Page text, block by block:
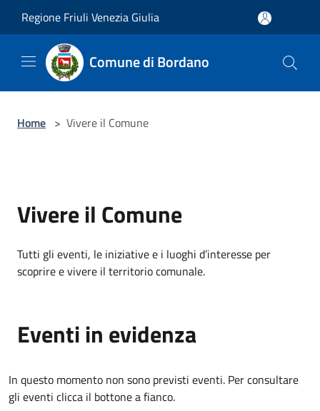
Regione Friuli Venezia Giulia
Comune di Bordano
Home > Vivere il Comune
Vivere il Comune
Tutti gli eventi, le iniziative e i luoghi d’interesse per
scoprire e vivere il territorio comunale.
Eventi in evidenza
In questo momento non sono previsti eventi. Per consultare
gli eventi clicca il bottone a fianco.